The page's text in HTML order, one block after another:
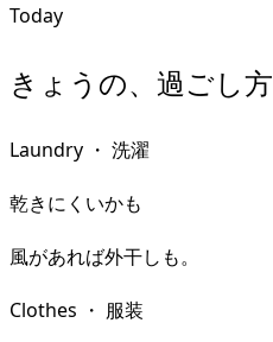
Today
きょうの、過ごし方
Laundry ・ 洗濯
乾きにくいかも
風があれば外干しも。
Clothes ・ 服装